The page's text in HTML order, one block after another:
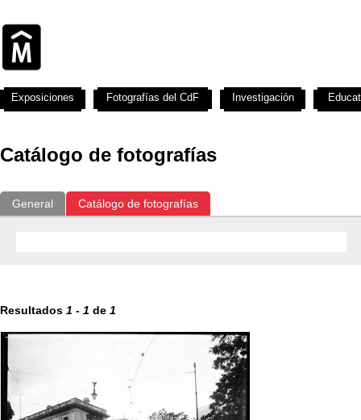
Catálogo de fotografías
General Catálogo de fotografías
Resultados 1 - 1 de 1
Exposiciones Fotografías del CdF Investigación